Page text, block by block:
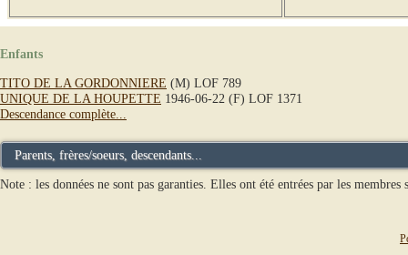
Enfants
TITO DE LA GORDONNIERE (M) LOF 789
UNIQUE DE LA HOUPETTE 1946-06-22 (F) LOF 1371
Descendance complète...
Parents, frères/soeurs, descendants...
Note : les données ne sont pas garanties. Elles ont été entrées par les membres